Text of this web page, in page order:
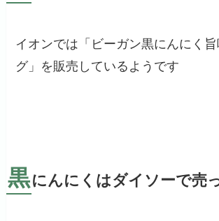
イオンでは「ビーガン黒にんにく
グ」を販売しているようです
黒にんにくはダイソーで売